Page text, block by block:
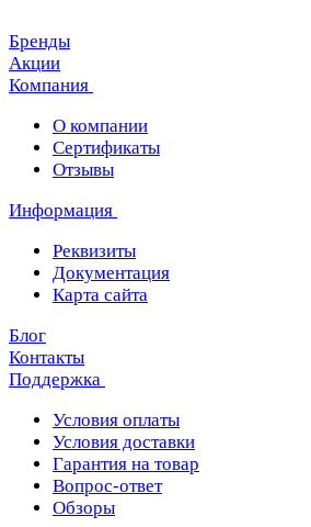
Бренды
Акции
Компания
О компании
Сертификаты
Отзывы
Информация
Реквизиты
Документация
Карта сайта
Блог
Контакты
Поддержка
Условия оплаты
Условия доставки
Гарантия на товар
Вопрос-ответ
Обзоры